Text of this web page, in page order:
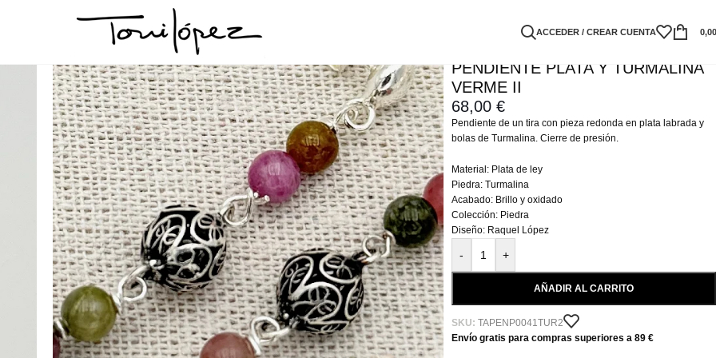
ACCEDER / CREAR CUENTA
PENDIENTE PLATA Y TURMALINA
VERME II
68,00 €
Pendiente de un tira con pieza redonda en plata labrada y
bolas de Turmalina. Cierre de presión.
Material: Plata de ley
Piedra: Turmalina
Acabado: Brillo y oxidado
Colección: Piedra
Diseño: Raquel López
- +
AÑADIR AL CARRITO
SKU: TAPENP0041TUR2
Envío gratis para compras superiores a 89 €